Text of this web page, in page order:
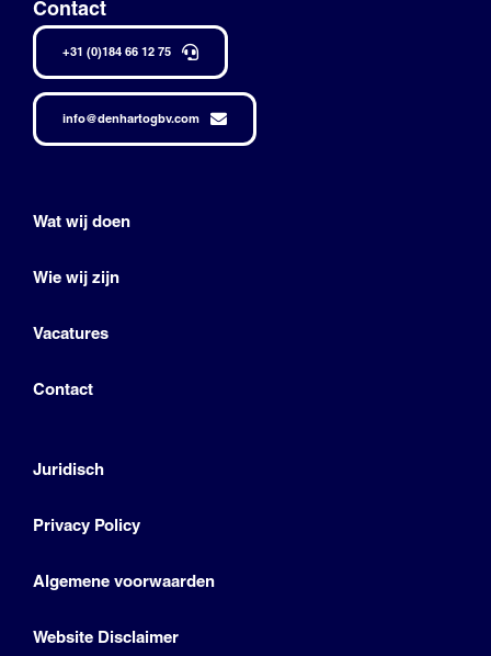
Contact
+31 (0)184 66 12 75
info@denhartogbv.com
Wat wij doen
Wie wij zijn
Vacatures
Contact
Juridisch
Privacy Policy
Algemene voorwaarden
Website Disclaimer